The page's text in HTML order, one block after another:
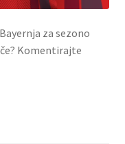
za sezono
Komentirajte